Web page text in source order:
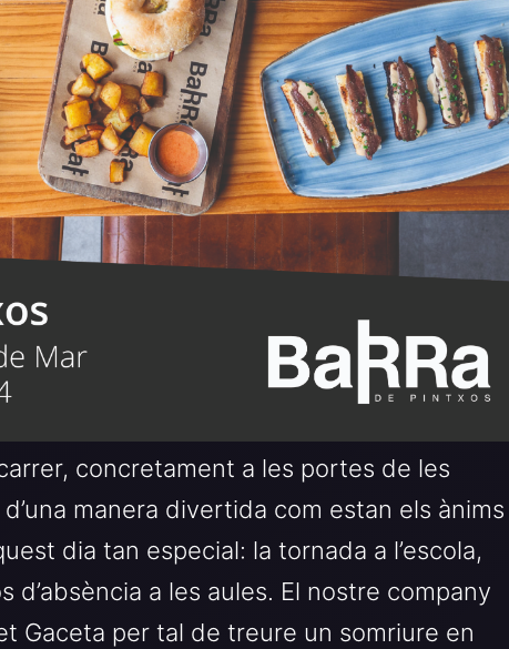
concretament a les portes de les
manera divertida com estan els ànims
dia tan especial: la tornada a l’escola,
d’absència a les aules. El nostre company
Gaceta per tal de treure un somriure en